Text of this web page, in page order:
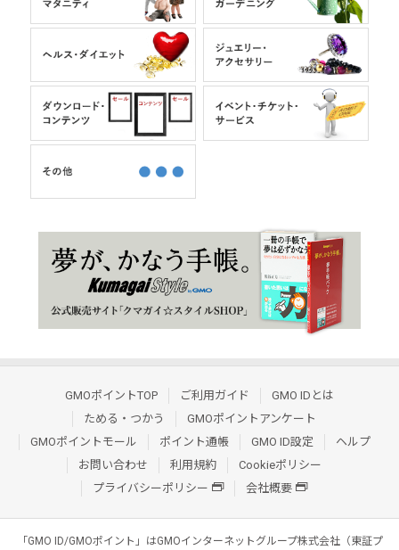
GMOポイントTOP ご利用ガイド
GMO IDとは
ためる・つかう
GMOポイントアンケート
GMOポイントモール
ポイント通帳 GMO ID設定
ヘルプ
お問い合わせ
利用規約
Cookieポリシー
プライバシーポリシー
会社概要
「GMO ID/GMOポイント」はGMOインターネットグループ株式会社（東証プ